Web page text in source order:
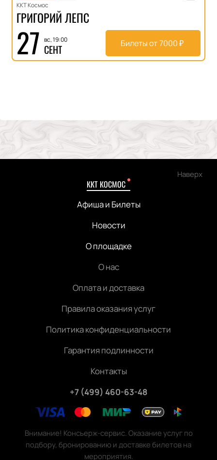
ККТ Космос
ГРИГОРИЙ ЛЕПС
27 вс, 19:00
СЕНТ Билеты от7000₽
Наверх
ККТ КОСМОС
Афиша и Билеты
Новости
О площадке
О нас
Оплата и доставка
Правила оказания услуг
Политика конфиденциальности
Гарантия подлинности
Контакты
+7 (499) 460-63-48
Внимание! Консьерж-сервис. Оказание услуг по
подбору, бронированию и доставке билетов на
мероприятия.